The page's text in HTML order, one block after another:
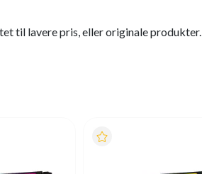
til lavere pris, eller originale produkter.